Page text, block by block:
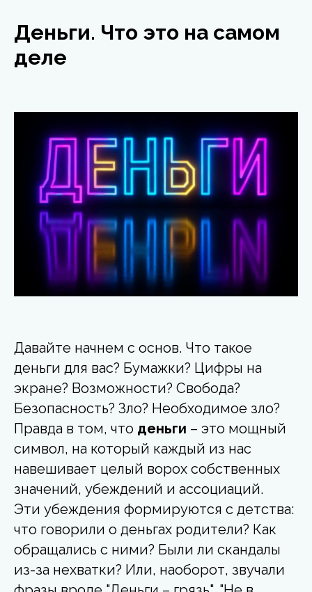
Деньги. Что это на самом
деле
Давайте начнем с основ. Что такое
деньги для вас? Бумажки? Цифры на
экране? Возможности? Свобода?
Безопасность? Зло? Необходимое зло?
Правда в том, что деньги – это мощный
символ, на который каждый из нас
навешивает целый ворох собственных
значений, убеждений и ассоциаций.
Эти убеждения формируются с детства:
что говорили о деньгах родители? Как
обращались с ними? Были ли скандалы
из-за нехватки? Или, наоборот, звучали